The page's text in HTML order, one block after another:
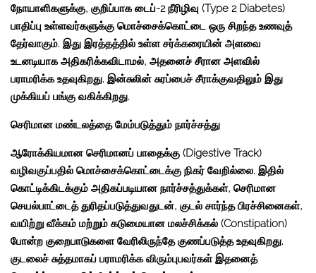
நோயாளிகளுக்கு, குறிப்பாக டைப்-2 நீரிழிவு (Type 2 Diabetes)
பாதிப்பு உள்ளவர்களுக்கு மொச்சைக்கொட்டை ஒரு சிறந்த உணவுத்
தேர்வாகும். இது இரத்தத்தில் உள்ள சர்க்கரையின் அளவை
உடனடியாக அதிகரிக்கவிடாமல், அதனைச் சீரான அளவில்
பராமரிக்க உதவுகிறது. இன்சுலின் சுரப்பைச் சீராக்குவதிலும் இது
முக்கியப் பங்கு வகிக்கிறது.
செரிமான மண்டலத்தை மேம்படுத்தும் நார்ச்சத்து
ஆரோக்கியமான செரிமானப் பாதைக்கு (Digestive Track)
வழிவகுப்பதில் மொச்சைக்கொட்டைக்கு நிகர் வேறில்லை. இதில்
கொட்டிக்கிடக்கும் அதிகப்படியான நார்ச்சத்துக்கள், செரிமான
செயல்பாட்டைத் துரிதப்படுத்துவதுடன், குடல் சார்ந்த பிரச்சினைகள்,
வயிற்று வீக்கம் மற்றும் கடுமையான மலச்சிக்கல் (Constipation)
போன்ற குறைபாடுகளை வேரிலிருந்தே குணப்படுத்த உதவுகிறது.
குடலைச் சுத்தமாகப் பராமரிக்க விரும்புபவர்கள் இதனைத்